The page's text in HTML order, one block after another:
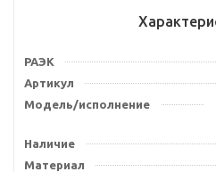
РАЭК
Артикул
Модель/исполнение
Наличие
Материал